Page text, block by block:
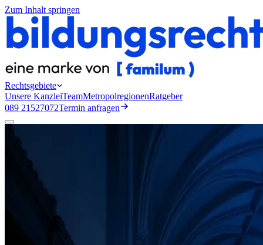
Zum Inhalt springen
Rechtsgebiete
Unsere KanzleiTeamMetropolregionenRatgeber
089 21527072Termin anfragen